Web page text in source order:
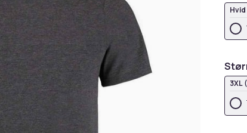
Hvid
3XL